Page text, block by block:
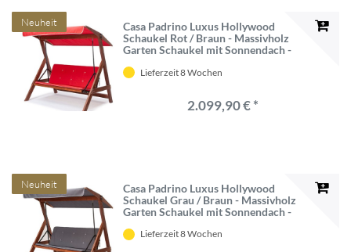
Neuheit
Casa Padrino Luxus Hollywood
Schaukel Rot / Braun - Massivholz
Garten Schaukel mit Sonnendach -
Outdoor Möbel - Luxus Möbel
Lieferzeit 8 Wochen
2.099,90 € *
Neuheit
Casa Padrino Luxus Hollywood
Schaukel Grau / Braun - Massivholz
Garten Schaukel mit Sonnendach -
Outdoor Möbel - Luxus Möbel
Lieferzeit 8 Wochen